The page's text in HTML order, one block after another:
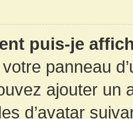
puis-je
panneau
ajouter un
d’avatar